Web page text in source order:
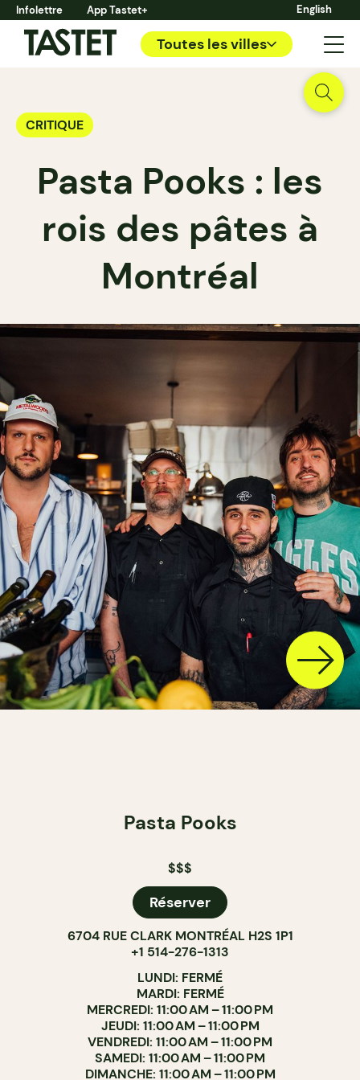
Infolettre App Tastet+ English
Toutes les villes
CRITIQUE
Pasta Pooks : les
rois des pâtes à
Montréal
Pasta Pooks
$$$
Réserver
6704 RUE CLARK MONTRÉAL H2S 1P1
+1 514-276-1313
LUNDI: FERMÉ
MARDI: FERMÉ
MERCREDI: 11:00 AM – 11:00 PM
JEUDI: 11:00 AM – 11:00 PM
VENDREDI: 11:00 AM – 11:00 PM
SAMEDI: 11:00 AM – 11:00 PM
DIMANCHE: 11:00 AM – 11:00 PM